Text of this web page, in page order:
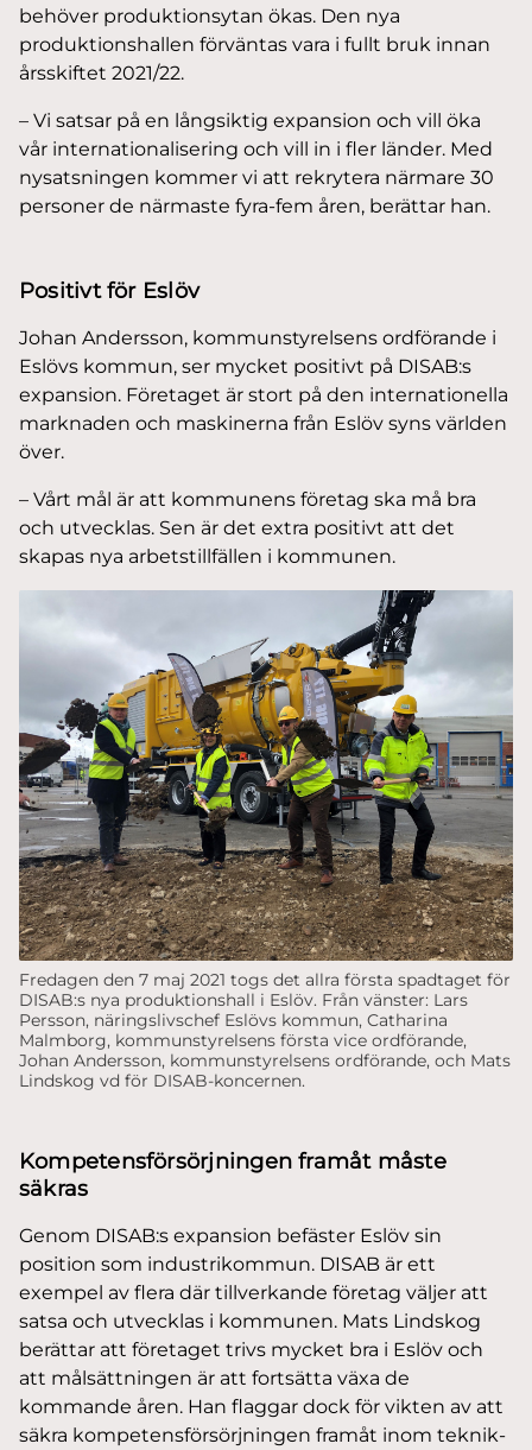
behöver produktionsytan ökas. Den nya
produktionshallen förväntas vara i fullt bruk innan
årsskiftet 2021/22.
– Vi satsar på en långsiktig expansion och vill öka
vår internationalisering och vill in i fler länder. Med
nysatsningen kommer vi att rekrytera närmare 30
personer de närmaste fyra-fem åren, berättar han.
Positivt för Eslöv
Johan Andersson, kommunstyrelsens ordförande i
Eslövs kommun, ser mycket positivt på DISAB:s
expansion. Företaget är stort på den internationella
marknaden och maskinerna från Eslöv syns världen
över.
– Vårt mål är att kommunens företag ska må bra
och utvecklas. Sen är det extra positivt att det
skapas nya arbetstillfällen i kommunen.
Fredagen den 7 maj 2021 togs det allra första spadtaget för
DISAB:s nya produktionshall i Eslöv. Från vänster: Lars
Persson, näringslivschef Eslövs kommun, Catharina
Malmborg, kommunstyrelsens första vice ordförande,
Johan Andersson, kommunstyrelsens ordförande, och Mats
Lindskog vd för DISAB-koncernen.
Kompetensförsörjningen framåt måste
säkras
Genom DISAB:s expansion befäster Eslöv sin
position som industrikommun. DISAB är ett
exempel av flera där tillverkande företag väljer att
satsa och utvecklas i kommunen. Mats Lindskog
berättar att företaget trivs mycket bra i Eslöv och
att målsättningen är att fortsätta växa de
kommande åren. Han flaggar dock för vikten av att
säkra kompetensförsörjningen framåt inom teknik-